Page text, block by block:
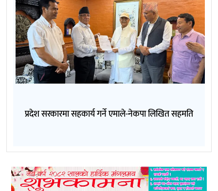
प्रदेश सरकारमा सहकार्य गर्ने एमाले-नेकपा लिखित सहमति